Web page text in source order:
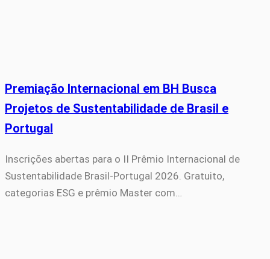
Premiação Internacional em BH Busca
Projetos de Sustentabilidade de Brasil e
Portugal
Inscrições abertas para o II Prêmio Internacional de
Sustentabilidade Brasil-Portugal 2026. Gratuito,
categorias ESG e prêmio Master com…